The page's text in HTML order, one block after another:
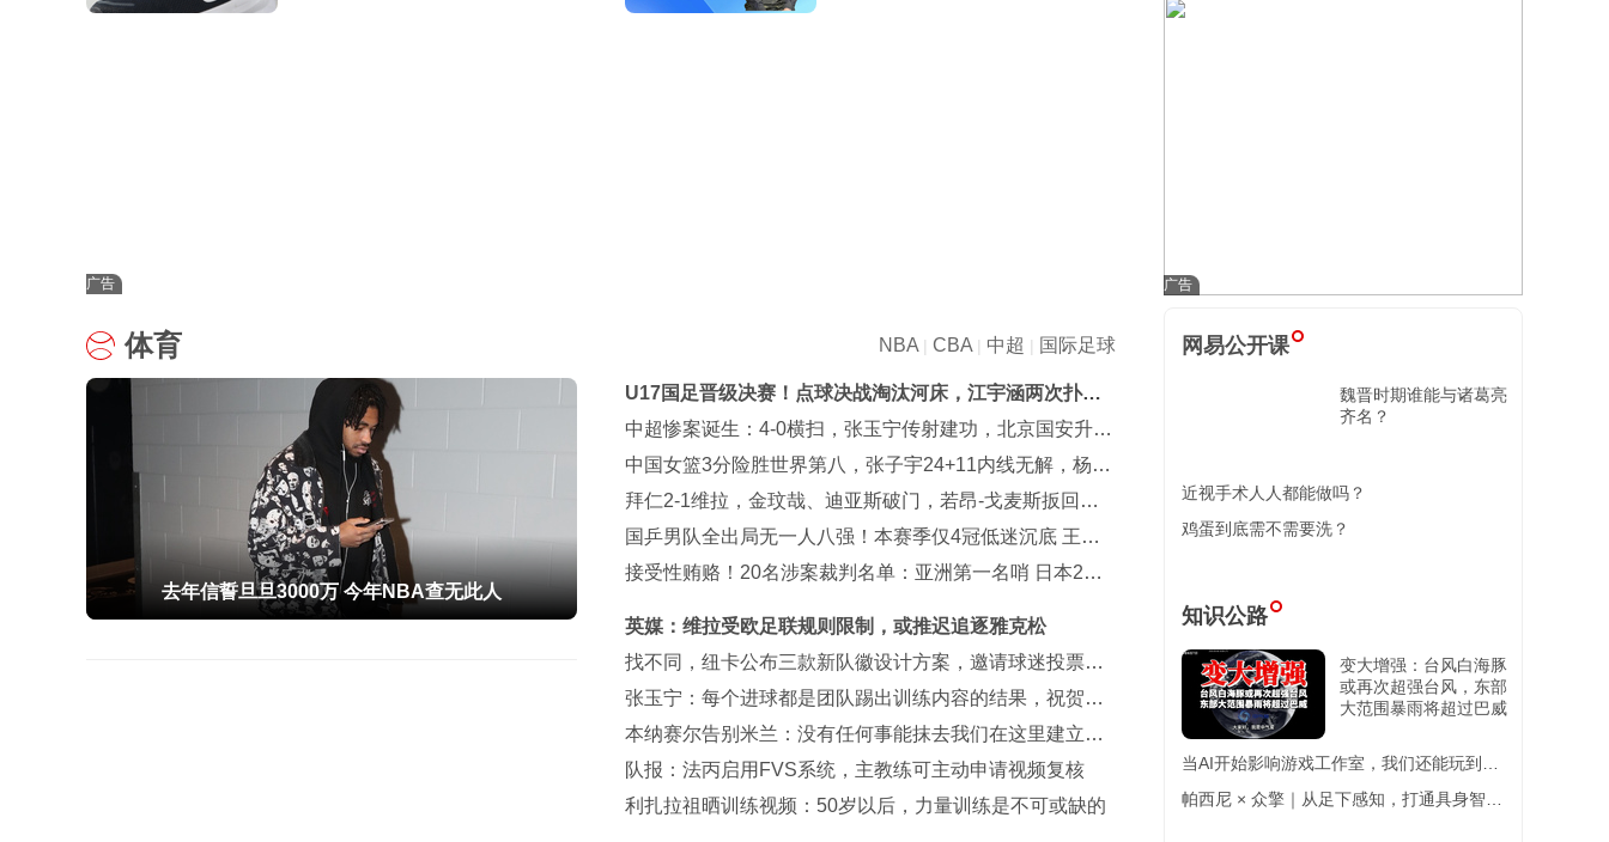
广告
体育 NBA | CBA | 中超 | 国际足球
去年信誓旦旦3000万 今年NBA查无此人
U17国足晋级决赛！点球决战淘汰河床，江宇涵两次扑
点，再战阿森纳
中超惨案诞生：4-0横扫，张玉宁传射建功，北京国安升到
第3
中国女篮3分险胜世界第八，张子宇24+11内线无解，杨舒
予12+6王思雨7+5
拜仁2-1维拉，金玟哉、迪亚斯破门，若昂-戈麦斯扳回一
城
国乒男队全出局无一人八强！本赛季仅4冠低迷沉底 王楚
钦仍独扛大旗
接受性贿赂！20名涉案裁判名单：亚洲第一名哨 日本2主
英媒：维拉受欧足联规则限制，或推迟追逐雅克松
找不同，纽卡公布三款新队徽设计方案，邀请球迷投票选
择
张玉宁：每个进球都是团队踢出训练内容的结果，祝贺蒋
子承首秀
本纳赛尔告别米兰：没有任何事能抹去我们在这里建立起
的回忆
队报：法丙启用FVS系统，主教练可主动申请视频复核
利扎拉祖晒训练视频：50岁以后，力量训练是不可或缺的
网易公开课
魏晋时期谁能与诸葛亮
齐名？
近视手术人人都能做吗？
鸡蛋到底需不需要洗？
知识公路
变大增强：台风白海豚
或再次超强台风，东部
大范围暴雨将超过巴威
当AI开始影响游戏工作室，我们还能玩到好
游戏吗？游戏开发会被消
帕西尼 × 众擎｜从足下感知，打通具身智能